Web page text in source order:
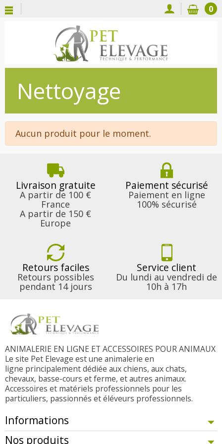
0
Nettoyage
Aucun produit pour le moment.
Livraison gratuite
A partir de 100 €
France
A partir de 150 €
Europe
Paiement sécurisé
Paiement en ligne
100% sécurisé
Retours faciles
Retours possibles
pendant 14 jours
Service client
Du lundi au vendredi de
10h à 17h
ANIMALERIE EN LIGNE ET ACCESSOIRES POUR ANIMAUX
Le site Pet Elevage est une animalerie en
ligne principalement dédiée aux chiens, aux chats,
chevaux, basse-cours et ferme, et autres animaux.
Accessoires et matériels professionnels pour les
particuliers, passionnés et éléveurs professionnels.
Informations
Nos produits